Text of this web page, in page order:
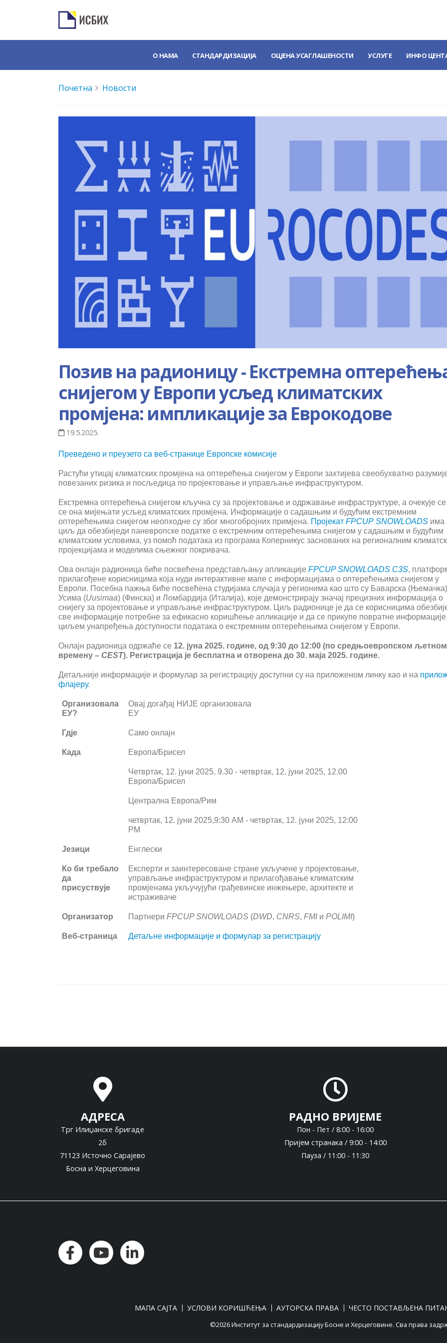
О НАМА СТАНДАРДИЗАЦИЈА ОЦЈЕНА УСАГЛАШЕНОСТИ УСЛУГЕ ИНФО
Почетна Новости
Позив на радионицу - Екстремна
снијегом у Европи усљед климатских
промјена: импликације за Еврокодове
19.5.2025.
Преведено и преузето са веб-странице Европске комисије
Растући утицај климатских промјена на оптерећења снијегом у Европи захтијева свеобухватно
повезаних ризика и посљедица по пројектовање и управљање инфраструктуром.
Екстремна оптерећења снијегом кључна су за пројектовање и одржавање инфраструктуре, а очекује
се она мијењати усљед климатских промјена. Информације о садашњим и будућим екстремним
оптерећењима снијегом неопходне су због многобројних примјена. Пројекат FPCUP SNOWLOADS има
циљ да обезбиједи паневропске податке о екстремним оптерећењима снијегом у садашњим и будућим
климатским условима, уз помоћ података из програма Коперникус заснованих на регионалним
пројекцијама и моделима сњежног покривача.
Ова онлајн радионица биће посвећена представљању апликације FPCUP SNOWLOADS C3S,
прилагођене корисницима која нуди интерактивне мапе с информацијама о оптерећењима снијегом у
Европи. Посебна пажња биће посвећена студијама случаја у регионима као што су Баварска
Усима (Uusimaa) (Финска) и Ломбардија (Италија), које демонстрирају значај прецизних информација о
снијегу за пројектовање и управљање инфраструктуром. Циљ радионице је да се корисницима
све информације потребне за ефикасно коришћење апликације и да се прикупе повратне информације
циљем унапређења доступности података о екстремним оптерећењима снијегом у Европи.
Онлајн радионица одржаће се 12. јуна 2025. године, од 9:30 до 12:00 (по средњоевропском љетном
времену – CEST). Регистрација је бесплатна и отворена до 30. маја 2025. године.
Детаљније информације и формулар за регистрацију доступни су на приложеном линку као и на
флајеру.
Организовала
ЕУ?
Овај догађај НИЈЕ организовала
ЕУ
Гдје Само онлајн
Када Европа/Брисел
Четвртак, 12. јуни 2025, 9.30 - четвртак, 12. јуни 2025, 12.00
Европа/Брисел
Централна Европа/Рим
четвртак, 12. јуни 2025,9:30AM- четвртак, 12. јуни 2025, 12:00
PМ
Језици Енглески
Ко би требало
да
присуствује
Експерти и заинтересоване стране укључене у пројектовање,
управљање инфраструктуром и прилагођавање климатским
промјенама укључујући грађевинске инжењере, архитекте и
истраживаче
Организатор ПартнериFPCUP SNOWLOADS (DWD, CNRS,FMI и POLIMI)
Веб-страница Детаљне информације и формулар за регистрацију
АДРЕСА
Трг Илиџанске бригаде
2б
71123 Источно Сарајево
Босна и Херцеговина
РАДНО ВРИЈЕМЕ
Пон - Пет / 8:00 - 16:00
Пријем странака / 9:00 - 14:00
Пауза / 11:00 - 11:30
МАПА САЈТА УСЛОВИ КОРИШЋЕЊА АУТОРСКА ПРАВА ЧЕСТО ПОСТАВЉЕНА
©2026 Институт за стандардизацију Босне и Херцеговине. Сва права